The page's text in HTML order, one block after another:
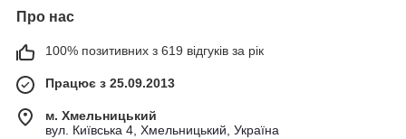
Про нас
100% позитивних з 619 відгуків за рік
Працює з 25.09.2013
м. Хмельницький
вул. Київська 4, Хмельницький, Україна